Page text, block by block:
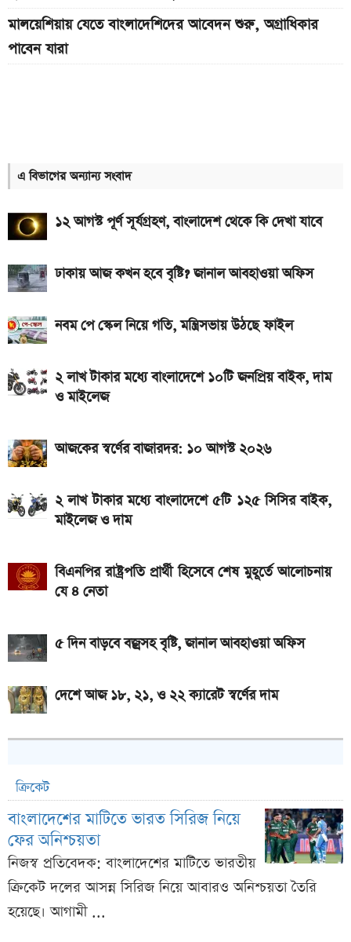
মালয়েশিয়ায় যেতে বাংলাদেশিদের আবেদন শুরু, অগ্রাধিকার
পাবেন যারা
৭,৫০০mAh ব্যাটারি ও ১২০Hz ডিসপ্লে
প্রকাশ হল এসএসসি পরীক্ষার ফল; একক্লিকে ফল দেখুন
এখানে
ও 4G
iQOO Z11-এ থাকছে ৬.৮৩ ইঞ্চির কার্ভড AMOLED
Bajaj Pulsar N160 S: দাম, ইঞ্জিন, ফিচার ও
Yamaha MT-15 V2 2026: নতুন ৬ রঙে আরও
আকর্ষণীয় স্পোর্টস বাইক
২ লাখ টাকার মধ্যে বাংলাদেশে ১০টি জনপ্রিয় বাইক, দাম ও
এ বিভাগের অন্যান্য সংবাদ
১২ আগস্ট পূর্ণ সূর্যগ্রহণ, বাংলাদেশ থেকে কি দেখা যাবে
ঢাকায় আজ কখন হবে বৃষ্টি? জানাল আবহাওয়া অফিস
নবম পে স্কেল নিয়ে গতি, মন্ত্রিসভায় উঠছে ফাইল
২ লাখ টাকার মধ্যে বাংলাদেশে ১০টি জনপ্রিয় বাইক, দাম
ও মাইলেজ
আজকের স্বর্ণের বাজারদর: ১০ আগস্ট ২০২৬
২ লাখ টাকার মধ্যে বাংলাদেশে ৫টি ১২৫ সিসির বাইক,
মাইলেজ ও দাম
বিএনপির রাষ্ট্রপতি প্রার্থী হিসেবে শেষ মুহূর্তে আলোচনায়
যে ৪ নেতা
৫ দিন বাড়বে বজ্রসহ বৃষ্টি, জানাল আবহাওয়া অফিস
দেশে আজ ১৮, ২১, ও ২২ ক্যারেট স্বর্ণের দাম
ক্রিকেট
বাংলাদেশের মাটিতে ভারত সিরিজ নিয়ে
ফের অনিশ্চয়তা
নিজস্ব প্রতিবেদক: বাংলাদেশের মাটিতে ভারতীয়
ক্রিকেট দলের আসন্ন সিরিজ নিয়ে আবারও অনিশ্চয়তা তৈরি
হয়েছে। আগামী ...